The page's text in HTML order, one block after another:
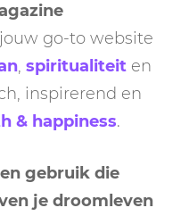
go-to website
, spiritualiteit en
inspirerend en
& happiness.
gebruik die
je droomleven